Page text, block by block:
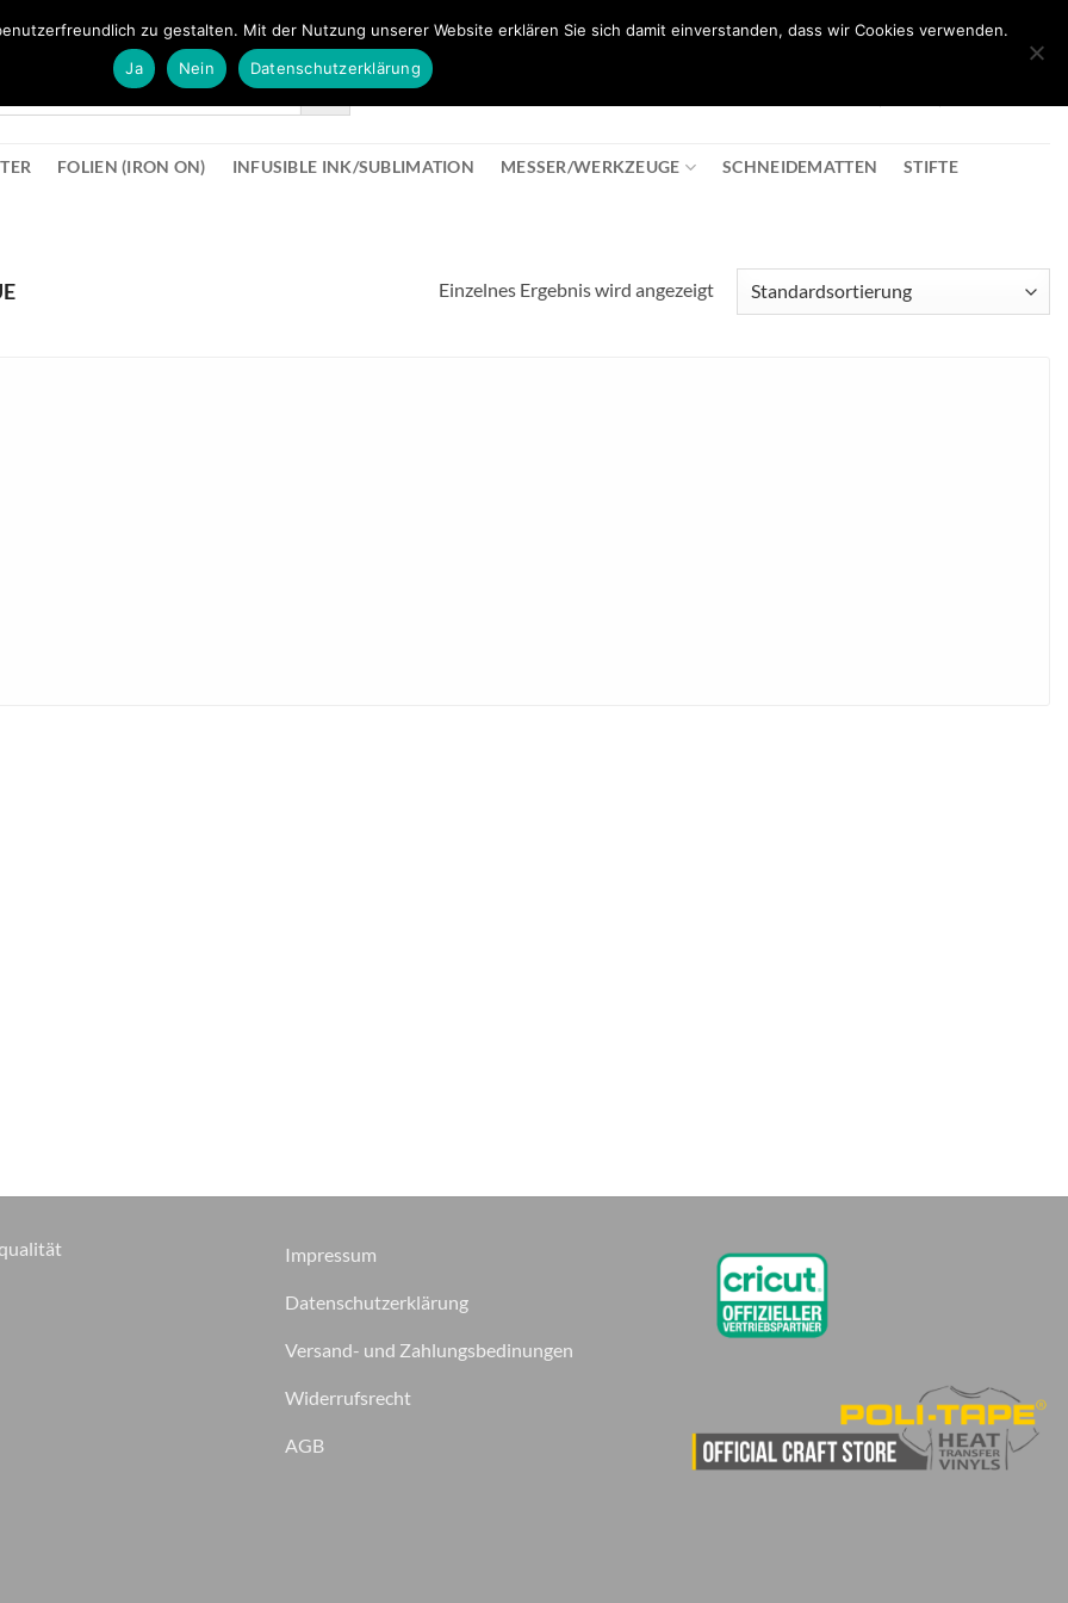
FOLIEN (IRON ON) INFUSIBLE INK/SUBLIMATION MESSER/WERKZEUGE SCHNEIDEMATTEN STIFTE
Einzelnes Ergebnis wird angezeigt
Impressum
Datenschutzerklärung
Versand- und Zahlungsbedinungen
Widerrufsrecht
AGB
zu gestalten. Mit der Nutzung unserer Website erklären Sie sich damit einverstanden, dass wir Cookies verwenden.
Ja
Nein Datenschutzerklärung